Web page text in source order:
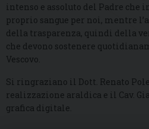
intenso e assoluto del Padre che
proprio sangue per noi, mentre
della trasparenza, quindi della
che devono sostenere
Vescovo.
Si ringraziano il Dott. Renato
realizzazione araldica e il Cav.
grafica digitale.